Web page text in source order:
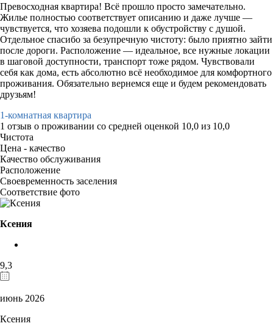
Превосходная квартира! Всё прошло просто замечательно.
Жилье полностью соответствует описанию и даже лучше —
чувствуется, что хозяева подошли к обустройству с душой.
Отдельное спасибо за безупречную чистоту: было приятно зайти
после дороги. Расположение — идеальное, все нужные локации
в шаговой доступности, транспорт тоже рядом. Чувствовали
себя как дома, есть абсолютно всё необходимое для комфортного
проживания. Обязательно вернемся еще и будем рекомендовать
друзьям!
1-комнатная квартира
1 отзыв о проживании со средней оценкой 10,0 из 10,0
Чистота
Цена - качество
Качество обслуживания
Расположение
Своевременность заселения
Соответствие фото
Ксения
9,3
июнь 2026
Ксения